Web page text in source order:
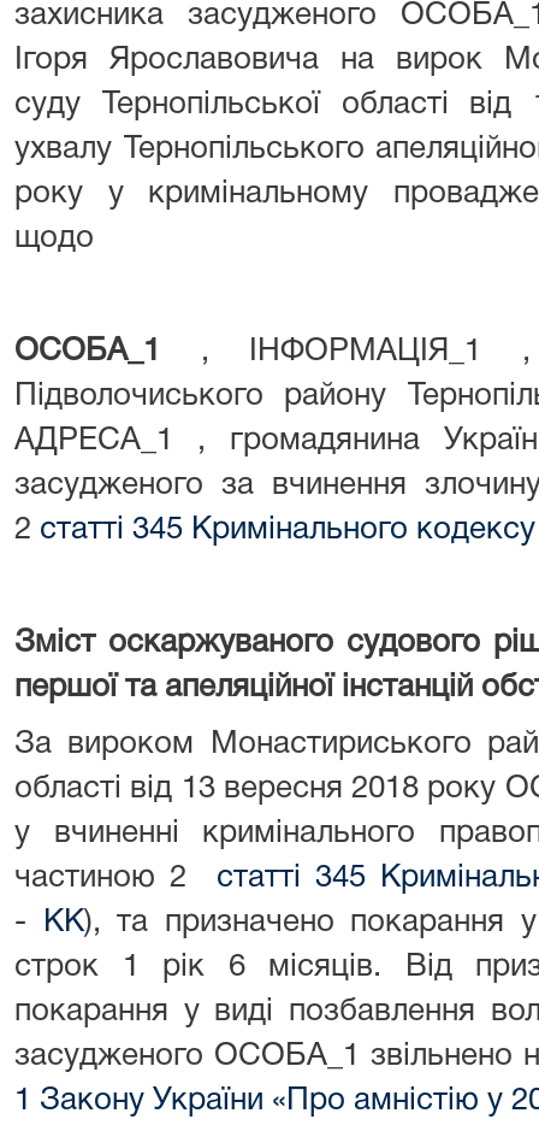
захисника засудженого
Ігоря Ярославовича на вирок
суду Тернопільської області
ухвалу Тернопільського
року у кримінальному
щодо
ОСОБА_1 , ІНФОРМАЦІЯ_1 ,
Підволочиського району
АДРЕСА_1 , громадянина
засудженого за вчинення
2 статті 345 Кримінального
Зміст оскаржуваного судового
першої та апеляційної інстанцій
За вироком Монастириського
області від 13 вересня 2018 року
у вчиненні кримінального
частиною 2 статті 345
-
КК), та призначено покарання
строк 1 рік 6 місяців. Від
покарання у виді позбавлення
засудженого ОСОБА_1 звільнено
1 Закону України «Про амністію у